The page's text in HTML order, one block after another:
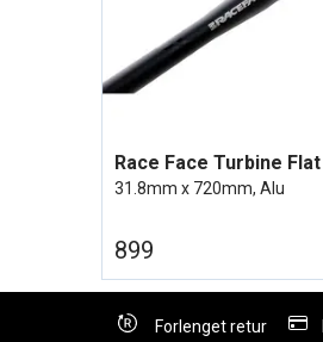
31.8mm x 720mm, Alu
899
Forlenget retur